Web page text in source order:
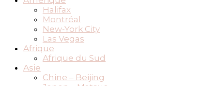
Halifax
Montréal
New-York City
Las Vegas
Afrique
Afrique du Sud
Asie
Chine – Beijing